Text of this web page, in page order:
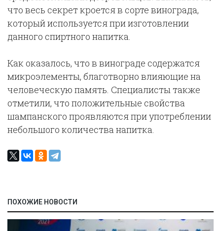
что весь секрет кроется в сорте винограда,
который используется при изготовлении
данного спиртного напитка.
Как оказалось, что в винограде содержатся
микроэлементы, благотворно влияющие на
человеческую память. Специалисты также
отметили, что положительные свойства
шампанского проявляются при употреблении
небольшого количества напитка.
ПОХОЖИЕ НОВОСТИ